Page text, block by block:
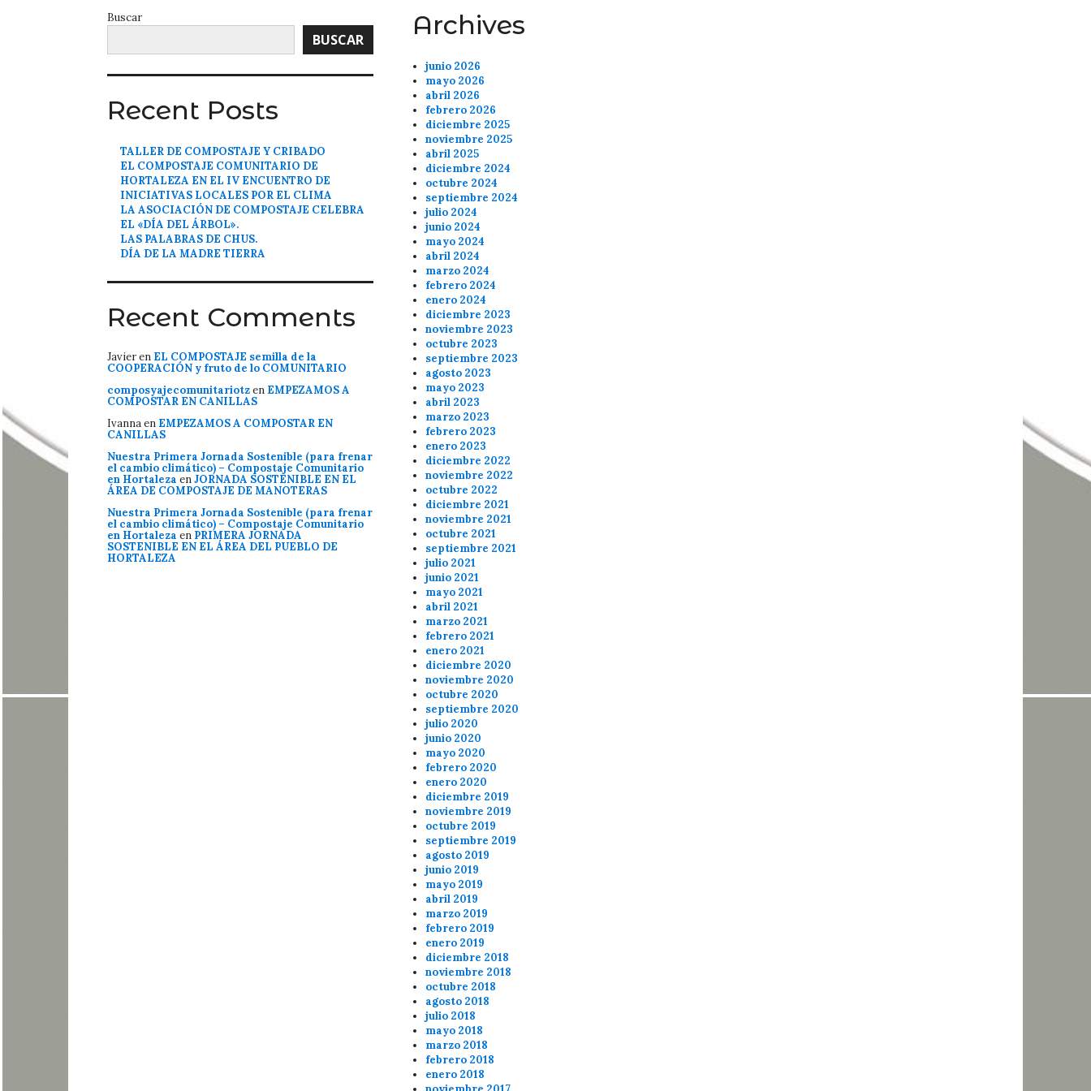
Buscar
BUSCAR
Recent Posts
TALLER DE COMPOSTAJE Y CRIBADO
EL COMPOSTAJE COMUNITARIO DE
HORTALEZA EN EL IV ENCUENTRO DE
INICIATIVAS LOCALES POR EL CLIMA
LA ASOCIACIÓN DE COMPOSTAJE CELEBRA
EL «DÍA DEL ÁRBOL».
LAS PALABRAS DE CHUS.
DÍA DE LA MADRE TIERRA
Recent Comments
Javieren EL COMPOSTAJE semilla de la
COOPERACIÓN y fruto de lo COMUNITARIO
composyajecomunitariotzen EMPEZAMOS A
COMPOSTAR EN CANILLAS
Ivannaen EMPEZAMOS A COMPOSTAR EN
CANILLAS
Nuestra Primera Jornada Sostenible (para frenar
el cambio climático) – Compostaje Comunitario
en Hortaleza enJORNADA SOSTENIBLE EN EL
ÁREA DE COMPOSTAJE DE MANOTERAS
Nuestra Primera Jornada Sostenible (para frenar
el cambio climático) – Compostaje Comunitario
en Hortaleza en PRIMERA JORNADA
SOSTENIBLE EN EL ÁREA DEL PUEBLO DE
HORTALEZA
Archives
junio 2026
mayo 2026
abril 2026
febrero 2026
diciembre 2025
noviembre 2025
abril 2025
diciembre 2024
octubre 2024
septiembre 2024
julio 2024
junio 2024
mayo 2024
abril 2024
marzo 2024
febrero 2024
enero 2024
diciembre 2023
noviembre 2023
octubre 2023
septiembre 2023
agosto 2023
mayo 2023
abril 2023
marzo 2023
febrero 2023
enero 2023
diciembre 2022
noviembre 2022
octubre 2022
diciembre 2021
noviembre 2021
octubre 2021
septiembre 2021
julio 2021
junio 2021
mayo 2021
abril 2021
marzo 2021
febrero 2021
enero 2021
diciembre 2020
noviembre 2020
octubre 2020
septiembre 2020
julio 2020
junio 2020
mayo 2020
febrero 2020
enero 2020
diciembre 2019
noviembre 2019
octubre 2019
septiembre 2019
agosto 2019
junio 2019
mayo 2019
abril 2019
marzo 2019
febrero 2019
enero 2019
diciembre 2018
noviembre 2018
octubre 2018
agosto 2018
julio 2018
mayo 2018
marzo 2018
febrero 2018
enero 2018